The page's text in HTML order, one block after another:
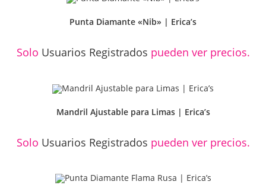
Punta Diamante «Nib» | Erica’s
Solo Usuarios Registrados pueden ver precios.
Mandril Ajustable para Limas | Erica’s
Solo Usuarios Registrados pueden ver precios.